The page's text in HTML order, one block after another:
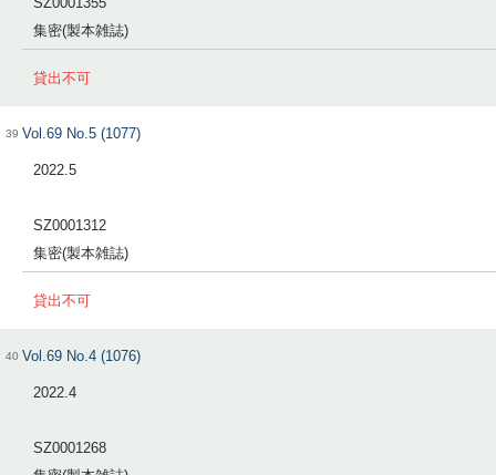
集密(製本雑誌)
貸出不可
39 Vol.69 No.5 (1077)
2022.5
SZ0001312
集密(製本雑誌)
貸出不可
40 Vol.69 No.4 (1076)
2022.4
SZ0001268